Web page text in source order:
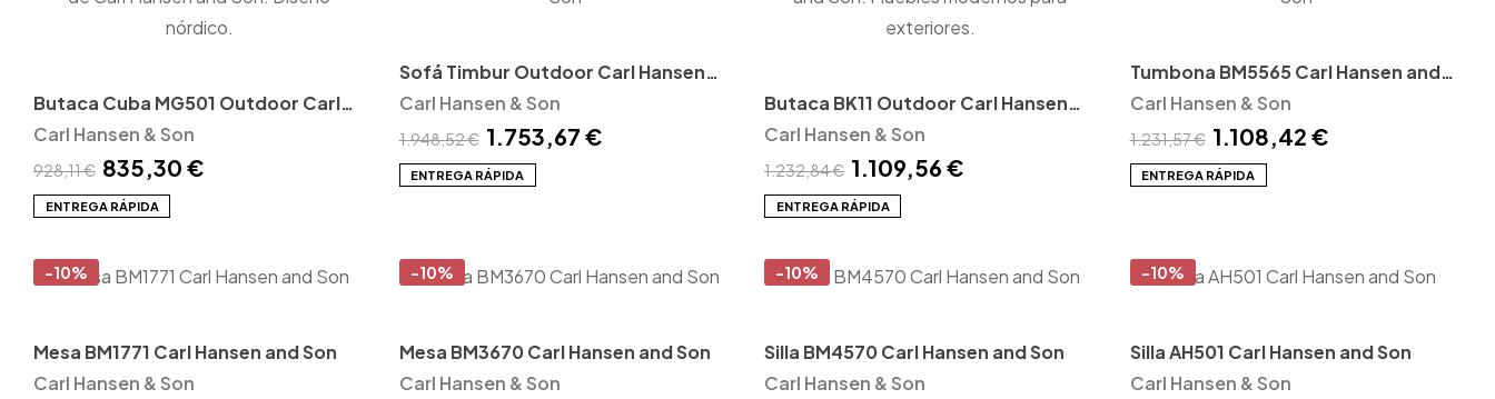
Butaca Cuba MG501 Outdoor Carl
Hansen and Son
Carl Hansen & Son
928,11 € 835,30 €
ENTREGA RÁPIDA
Sofá Timbur Outdoor Carl Hansen
and Son
Carl Hansen & Son
1.948,52 € 1.753,67 €
ENTREGA RÁPIDA
Butaca BK11 Outdoor Carl Hansen
and Son
Carl Hansen & Son
1.232,84 € 1.109,56 €
ENTREGA RÁPIDA
Tumbona BM5565 Carl Hansen and
Son
Carl Hansen & Son
1.231,57 € 1.108,42 €
ENTREGA RÁPIDA
-10%
Mesa BM1771 Carl Hansen and Son
Carl Hansen & Son
-10%
Mesa BM3670 Carl Hansen and Son
Carl Hansen & Son
-10%
Silla BM4570 Carl Hansen and Son
Carl Hansen & Son
-10%
Silla AH501 Carl Hansen and Son
Carl Hansen & Son